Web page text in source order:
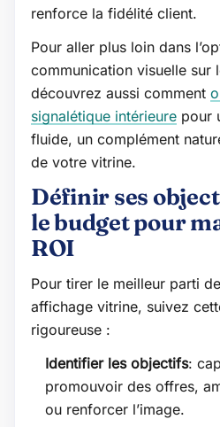
renforce la fidélité client.
Pour aller plus loin dans
communication visuelle sur
découvrez aussi comment
signalétique intérieure pour
fluide, un complément
de votre vitrine.
Définir ses
le budget pour
ROI
Pour tirer le meilleur parti
affichage vitrine, suivez
rigoureuse :
Identifier les objectifs:
promouvoir des offres,
ou renforcer l’image.